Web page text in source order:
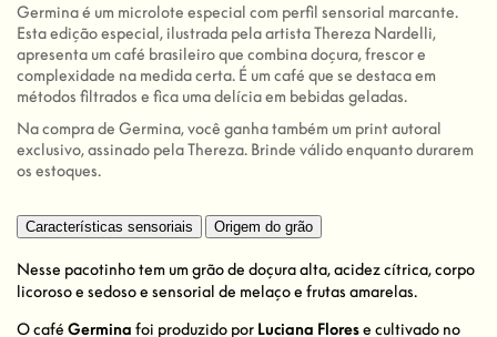
Germina é um microlote especial com perfil sensorial marcante.
Esta edição especial, ilustrada pela artista Thereza Nardelli,
apresenta um café brasileiro que combina doçura, frescor e
complexidade na medida certa. É um café que se destaca em
métodos filtrados e fica uma delícia em bebidas geladas.
Na compra de Germina, você ganha também um print autoral
exclusivo, assinado pela Thereza. Brinde válido enquanto durarem
os estoques.
Características sensoriais Origem do grão
Nesse pacotinho tem um grão de doçura alta, acidez cítrica, corpo
licoroso e sedoso e sensorial de melaço e frutas amarelas.
O café Germina foi produzido por Luciana Florese cultivado no